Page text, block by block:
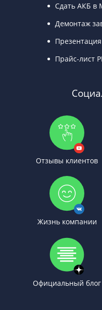
Сдать АКБ в
Демонтаж
Презентация
Прайс-лист
Отзывы клиентов
Жизнь компании
Официальный блог